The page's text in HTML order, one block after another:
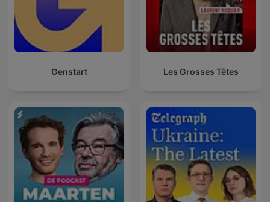
Genstart Les Grosses Têtes